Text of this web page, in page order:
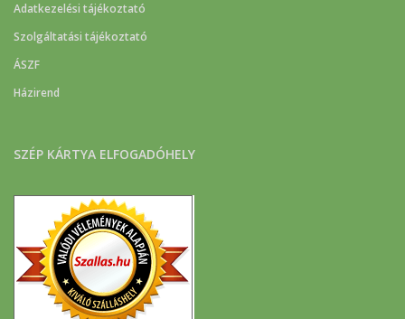
Adatkezelési tájékoztató
Szolgáltatási tájékoztató
ÁSZF
Házirend
SZÉP KÁRTYA ELFOGADÓHELY